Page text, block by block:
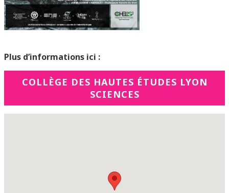
Plus d’informations ici :
COLLÈGE DES HAUTES ÉTUDES LYON
SCIENCES